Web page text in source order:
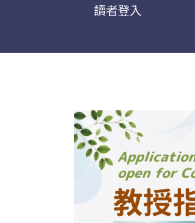
讀者登入